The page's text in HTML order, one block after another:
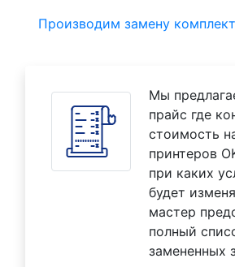
Производим замену
Мы
прайс где
стоимость
принтеров
при каких
будет
мастер
полный
замененных